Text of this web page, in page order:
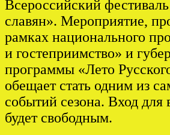
Всероссийский
славян». Мероприятие,
рамках национального
и гостеприимство» и
программы «Лето
обещает стать одним из
событий сезона. Вход для
будет свободным.